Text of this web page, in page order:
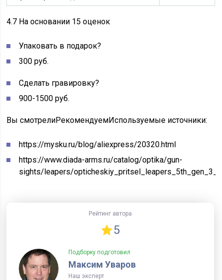
4.7 На основании 15 оценок
Упаковать в подарок?
300 руб.
Сделать гравировку?
900-1500 руб.
Вы смотрелиРекомендуемИспользуемые источники:
https://mysku.ru/blog/aliexpress/20320.html
https://www.diada-arms.ru/catalog/optika/gun-
sights/leapers/
Рейтинг автора
5
Подборку подготовил
Максим Уваров
Наш эксперт